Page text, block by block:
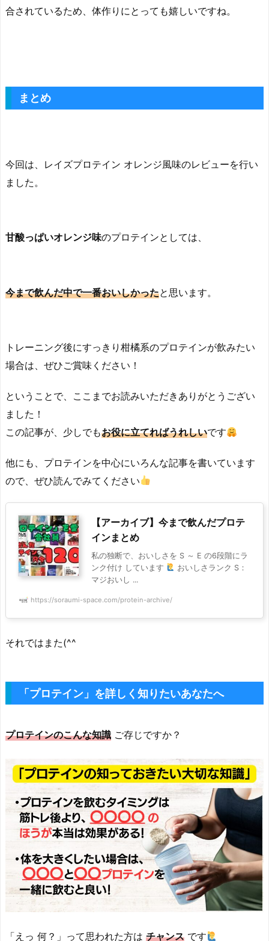
合されているため、体作りにとっても嬉しいですね。
まとめ
今回は、レイズプロテイン オレンジ風味のレビューを行い
ました。
甘酸っぱいオレンジ味のプロテインとしては、
今まで飲んだ中で一番おいしかったと思います。
トレーニング後にすっきり柑橘系のプロテインが飲みたい
場合は、ぜひご賞味ください！
ということで、ここまでお読みいただきありがとうござい
ました！
この記事が、少しでもお役に立てればうれしいです
他にも、プロテインを中心にいろんな記事を書いています
ので、ぜひ読んでみてください
【アーカイブ】今まで飲んだプロテ
インまとめ
私の独断で、おいしさを S ～ E の6段階にラ
ンク付け しています
おいしさランク S：
マジおいし ...
https://soraumi-space.com/protein-archive/
それではまた(^^ゞ
「プロテイン」を詳しく知りたいあなたへ
プロテインのこんな知識 ご存じですか？
「えっ 何？」って思われた方は チャンス です